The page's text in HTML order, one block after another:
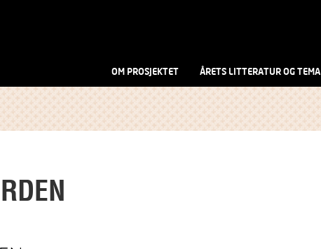
OM PROSJEKTET ÅRETS LITTERATUR OG TEMA